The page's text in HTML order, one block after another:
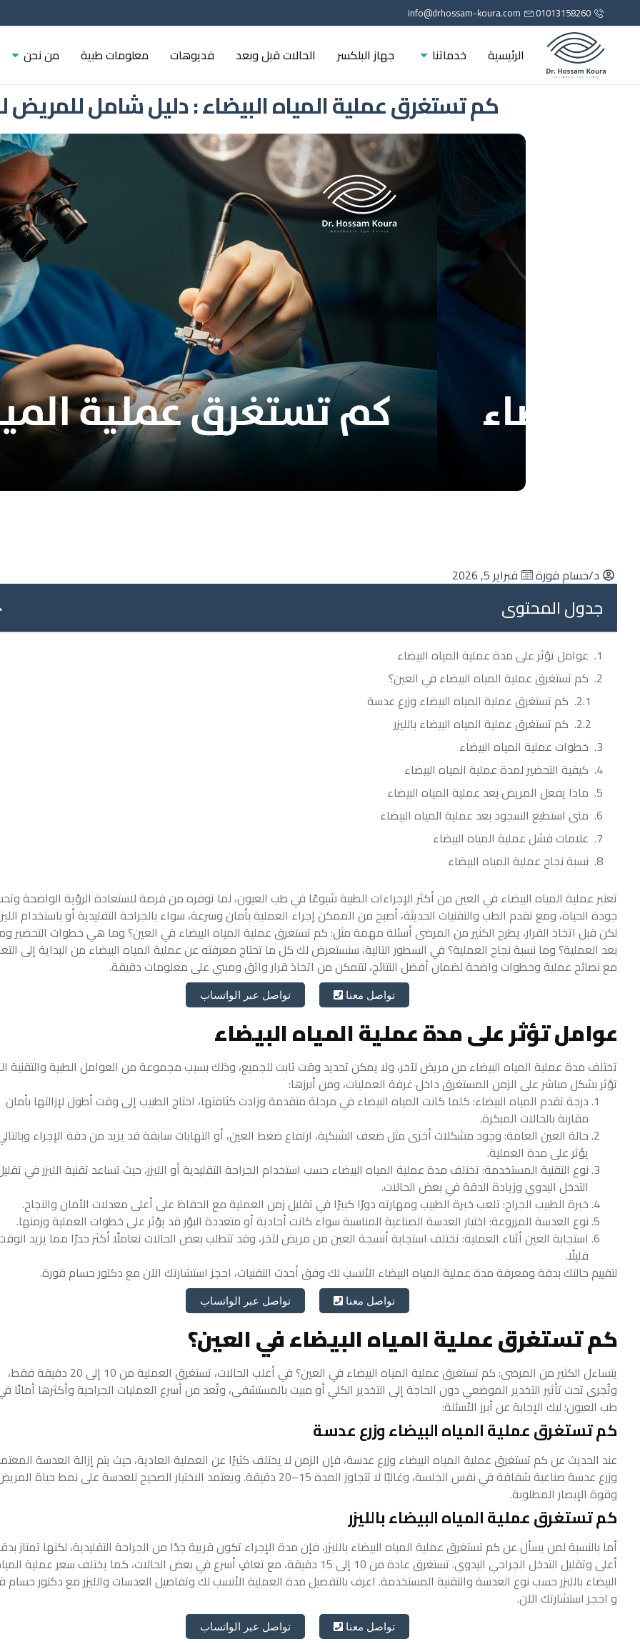
01013158260
info@drhossam-koura.com
الرئيسية خدماتنا جهاز البلكسر الحالات قبل وبعد فديوهات معلومات طبية من نحن
كم تستغرق عملية المياه البيضاء : دليل شامل للمريض
د/حسام قورة فبراير 5, 2026
جدول المحتوى
عوامل تؤثر على مدة عملية المياه البيضاء
كم تستغرق عملية المياه البيضاء في العين؟
كم تستغرق عملية المياه البيضاء وزرع عدسة
كم تستغرق عملية المياه البيضاء بالليزر
خطوات عملية المياه البيضاء
كيفية التحضير لمدة عملية المياه البيضاء
ماذا يفعل المريض بعد عملية المياه البيضاء
متى استطيع السجود بعد عملية المياه البيضاء
علامات فشل عملية المياه البيضاء
نسبة نجاح عملية المياه البيضاء
تعتبر عملية المياه البيضاء في العين من أكثر الإجراءات الطبية شيوعًا في طب العيون، لما توفره من فرصة لاستعادة الرؤية الواضحة
جودة الحياة، ومع تقدم الطب والتقنيات الحديثة، أصبح من الممكن إجراء العملية بأمان وسرعة، سواء بالجراحة التقليدية أو باستخدام
لكن قبل اتخاذ القرار، يطرح الكثير من المرضى أسئلة مهمة مثل: كم تستغرق عملية المياه البيضاء في العين؟ وما هي خطوات التحضير
بعد العملية؟ وما نسبة نجاح العملية؟في السطور التالية، سنستعرض لك كل ما تحتاج معرفته عن عملية المياه البيضاء من البداية إلى
مع نصائح عملية وخطوات واضحة لضمان أفضل النتائج، لتتمكن من اتخاذ قرار واثق ومبني على معلومات دقيقة.
تواصل معنا تواصل عبر الواتساب
عوامل تؤثر على مدة عملية المياه البيضاء
تختلف مدة عملية المياه البيضاء من مريض لآخر، ولا يمكن تحديد وقت ثابت للجميع، وذلك بسبب مجموعة من العوامل الطبية والتقنية
تؤثر بشكل مباشر على الزمن المستغرق داخل غرفة العمليات، ومن أبرزها:
درجة تقدم المياه البيضاء: كلما كانت المياه البيضاء في مرحلة متقدمة وزادت كثافتها، احتاج الطبيب إلى وقت أطول لإزالتها بأمان
مقارنة بالحالات المبكرة.
حالة العين العامة: وجود مشكلات أخرى مثل ضعف الشبكية، ارتفاع ضغط العين، أو التهابات سابقة قد يزيد من دقة الإجراء
يؤثر على مدة العملية.
نوع التقنية المستخدمة: تختلف مدة عملية المياه البيضاء حسب استخدام الجراحة التقليدية أو الليزر، حيث تساعد تقنية الليزر في
التدخل اليدوي وزيادة الدقة في بعض الحالات.
خبرة الطبيب الجراح: تلعب خبرة الطبيب ومهارته دورًا كبيرًا في تقليل زمن العملية مع الحفاظ على أعلى معدلات الأمان والنجاح.
نوع العدسة المزروعة: اختيار العدسة الصناعية المناسبة سواء كانت أحادية أو متعددة البؤر قد يؤثر على خطوات العملية وزمنها.
استجابة العين أثناء العملية: تختلف استجابة أنسجة العين من مريض لآخر، وقد تتطلب بعض الحالات تعاملًا أكثر حذرًا مما يزيد
قليلًا.
لتقييم حالتك بدقة ومعرفة مدة عملية المياه البيضاء الأنسب لك وفق أحدث التقنيات، احجز استشارتك الآن مع دكتور حسام قورة.
تواصل معنا تواصل عبر الواتساب
كم تستغرق عملية المياه البيضاء في العين؟
يتساءل الكثير من المرضى: كم تستغرق عملية المياه البيضاء في العين؟ في أغلب الحالات، تستغرق العملية من 10 إلى 20 دقيقة فقط،
وتُجرى تحت تأثير التخدير الموضعي دون الحاجة إلى التخدير الكلي أو مبيت بالمستشفى، وتُعد من أسرع العمليات الجراحية وأكثرها أمانًا
طب العيون؛ ليك الإجابة عن أبرز الأسئلة:
كم تستغرق عملية المياه البيضاء وزرع عدسة
عند الحديث عن كم تستغرق عملية المياه البيضاء وزرع عدسة، فإن الزمن لا يختلف كثيرًا عن العملية العادية، حيث يتم إزالة العدسة
وزرع عدسة صناعية شفافة في نفس الجلسة، وغالبًا لا تتجاوز المدة 15–20 دقيقة. ويعتمد الاختيار الصحيح للعدسة على نمط حياة
وقوة الإبصار المطلوبة.
كم تستغرق عملية المياه البيضاء بالليزر
أما بالنسبة لمن يسأل عن كم تستغرق عملية المياه البيضاء بالليزر، فإن مدة الإجراء تكون قريبة جدًا من الجراحة التقليدية، لكنها تمتاز
أعلى وتقليل التدخل الجراحي اليدوي. تستغرق عادة من 10 إلى 15 دقيقة، مع تعافٍ أسرع في بعض الحالات، كما يختلف سعر عملية
البيضاء بالليزر حسب نوع العدسة والتقنية المستخدمة.اعرف بالتفصيل مدة العملية الأنسب لك وتفاصيل العدسات والليزر مع دكتور حسام
و احجز استشارتك الآن.
تواصل معنا تواصل عبر الواتساب